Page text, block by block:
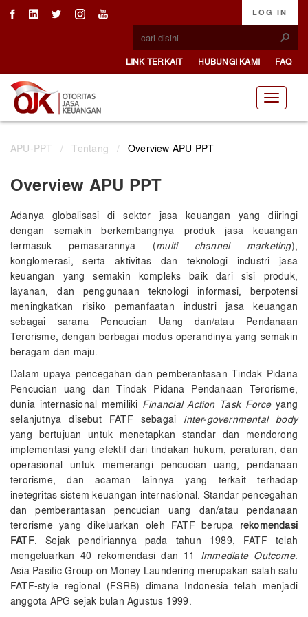
LOG IN
LINK TERKAIT HUBUNGI KAMI FAQ
APU-PPT / Tentang / Overview APU PPT
Overview APU PPT
Adanya globalisasi di sektor jasa keuangan yang diiringi
dengan semakin berkembangnya produk jasa keuangan
termasuk pemasarannya (multi channel marketing),
konglomerasi, serta aktivitas dan teknologi industri jasa
keuangan yang semakin kompleks baik dari sisi produk,
layanan, dan penggunaan teknologi informasi, berpotensi
meningkatkan risiko pemanfaatan industri jasa keuangan
sebagai sarana Pencucian Uang dan/atau Pendanaan
Terorisme, dengan berbagai modus operandinya yang semakin
beragam dan maju.
Dalam upaya pencegahan dan pemberantasan Tindak Pidana
Pencucian uang dan Tindak Pidana Pendanaan Terorisme,
dunia internasional memiliki Financial Action Task Forceyang
selanjutnya disebut FATF sebagai inter-governmental body
yang bertujuan untuk menetapkan standar dan mendorong
implementasi yang efektif dari tindakan hukum, peraturan, dan
operasional untuk memerangi pencucian uang, pendanaan
terorisme, dan acaman lainnya yang terkait terhadap
inetegritas sistem keuangan internasional. Standar pencegahan
dan pemberantasan pencucian uang dan/atau pendanaan
terorisme yang dikeluarkan oleh FATF berupa rekomendasi
FATF. Sejak pendiriannya pada tahun 1989, FATF telah
mengeluarkan 40 rekomendasi dan 11 Immediate Outcome.
Asia Pasific Group on Money Laundering merupakan salah satu
FATF-style regional (FSRB) dimana Indonesia telah menjadi
anggota APG sejak bulan Agustus 1999.